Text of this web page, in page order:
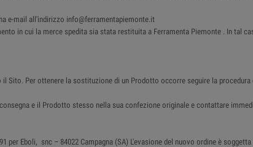
e-mail all'indirizzo info@ferramentapiemonte.it
in cui la merce spedita sia stata restituita a Ferramenta Piemonte . In tal
Per ottenere la sostituzione di un Prodotto occorre seguire la procedura
e il Prodotto stesso nella sua confezione originale e contattare
Eboli, snc – 84022 Campagna (SA) L'evasione del nuovo ordine è